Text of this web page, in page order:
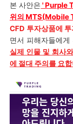
본 사안은 ' Purple
위의 MTS(Mobile
CFD 투자상품에
면서 피해자들에
실제 인물 및 회사
에 절대 주의를 요